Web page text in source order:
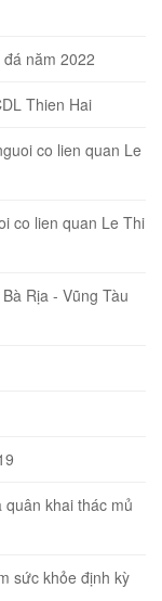
năm 2022
Thien Hai
co lien quan Le
co lien quan Le Thi
Rịa - Vũng Tàu
khai thác mủ
sức khỏe định kỳ